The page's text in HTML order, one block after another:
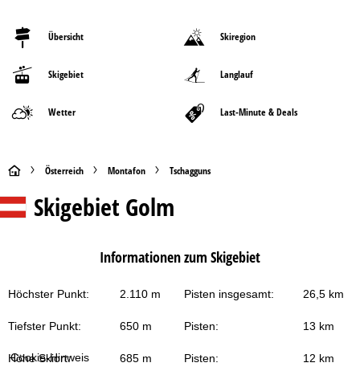
Cookie-Hinweis
Übersicht Skiregion
Skigebiet Langlauf
Wetter Last-Minute & Deals
S
t
t
s
Österreich Montafon Tschagguns
SkigebietGolm
Informationen zum Skigebiet
Höchster Punkt: 2.110 m Pisten insgesamt: 26,5 km
Tiefster Punkt: 650 m Pisten: 13 km
Höhe Skiort: 685 m Pisten: 12 km